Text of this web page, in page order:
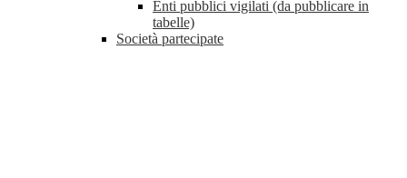
Enti pubblici vigilati (da pubblicare in
tabelle)
Società partecipate